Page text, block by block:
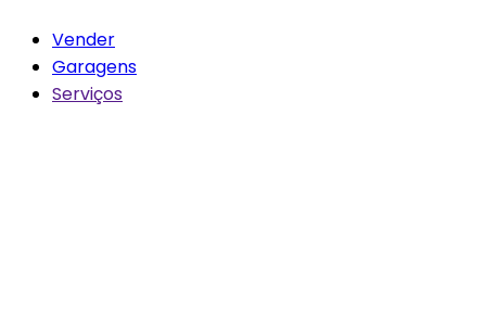
Vender
Garagens
Serviços